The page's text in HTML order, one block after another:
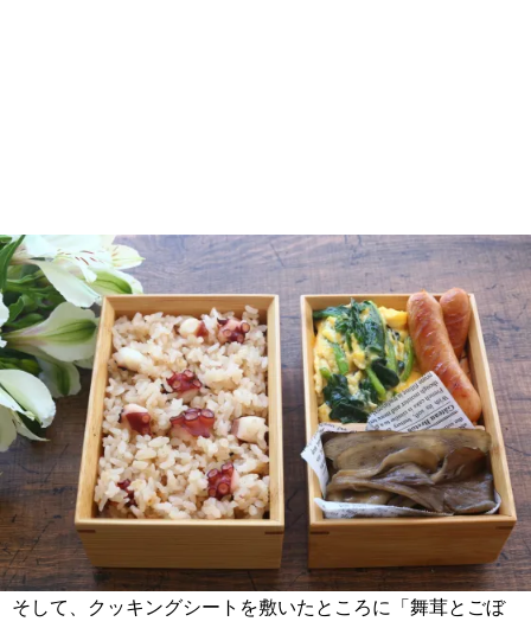
そして、クッキングシートを敷いたところに「舞茸とごぼ